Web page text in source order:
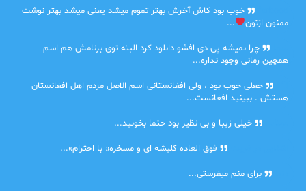
خوب بود کاش آخرش بهتر تموم میشد یعنی میشد بهتر نوشت
ممنون ازتون
...
چرا نمیشه پی دی افشو دانلود کرد البته توی برنامش هم اسم
همچین رمانی وجود نداره...
خعلی خوب بود ، ولی افغانستانی اسم الاصل مردم اهل افغانستان
هستش . ببینید افغانست...
خیلی زیبا و بی نظیر بود حتما بخونید...
فوق العاده کلیشه ای و مسخره« با احترام»...
برای منم میفرستی...